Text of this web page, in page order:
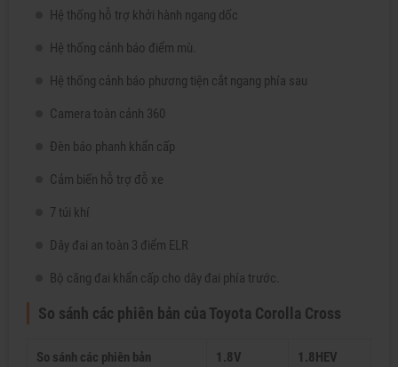
Hệ thống hỗ trợ khởi hành ngang dốc
Hệ thống cảnh báo điểm mù.
Hệ thống cảnh báo phương tiện cắt ngang phía sau
Camera toàn cảnh 360
Đèn báo phanh khẩn cấp
Cảm biến hỗ trợ đỗ xe
7 túi khí
Dây đai an toàn 3 điểm ELR
Bộ căng đai khẩn cấp cho dây đai phía trước.
So sánh các phiên bản của Toyota Corolla Cross
So sánh các phiên bản 1.8V 1.8HEV